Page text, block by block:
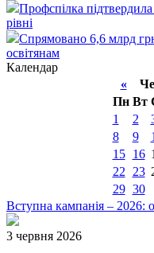
Профспілка
рівні
Спрямовано 6,6 млрд
освітянам
Календар
«
Пн Вт
1
2
8
9
15
16
22
23
29 30
Вступна кампанія –
3 червня 2026